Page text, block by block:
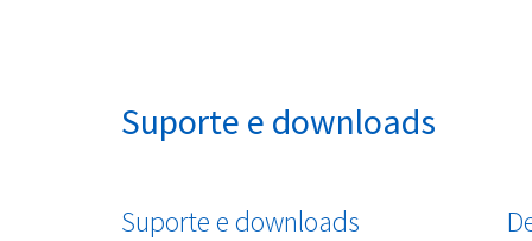
Suporte e downloads
Suporte e downloads